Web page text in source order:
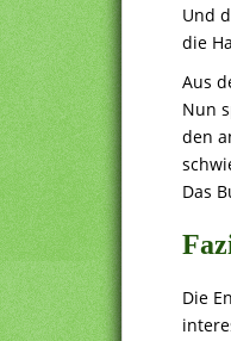
Und
die
Aus
Nun
den
Das
Die